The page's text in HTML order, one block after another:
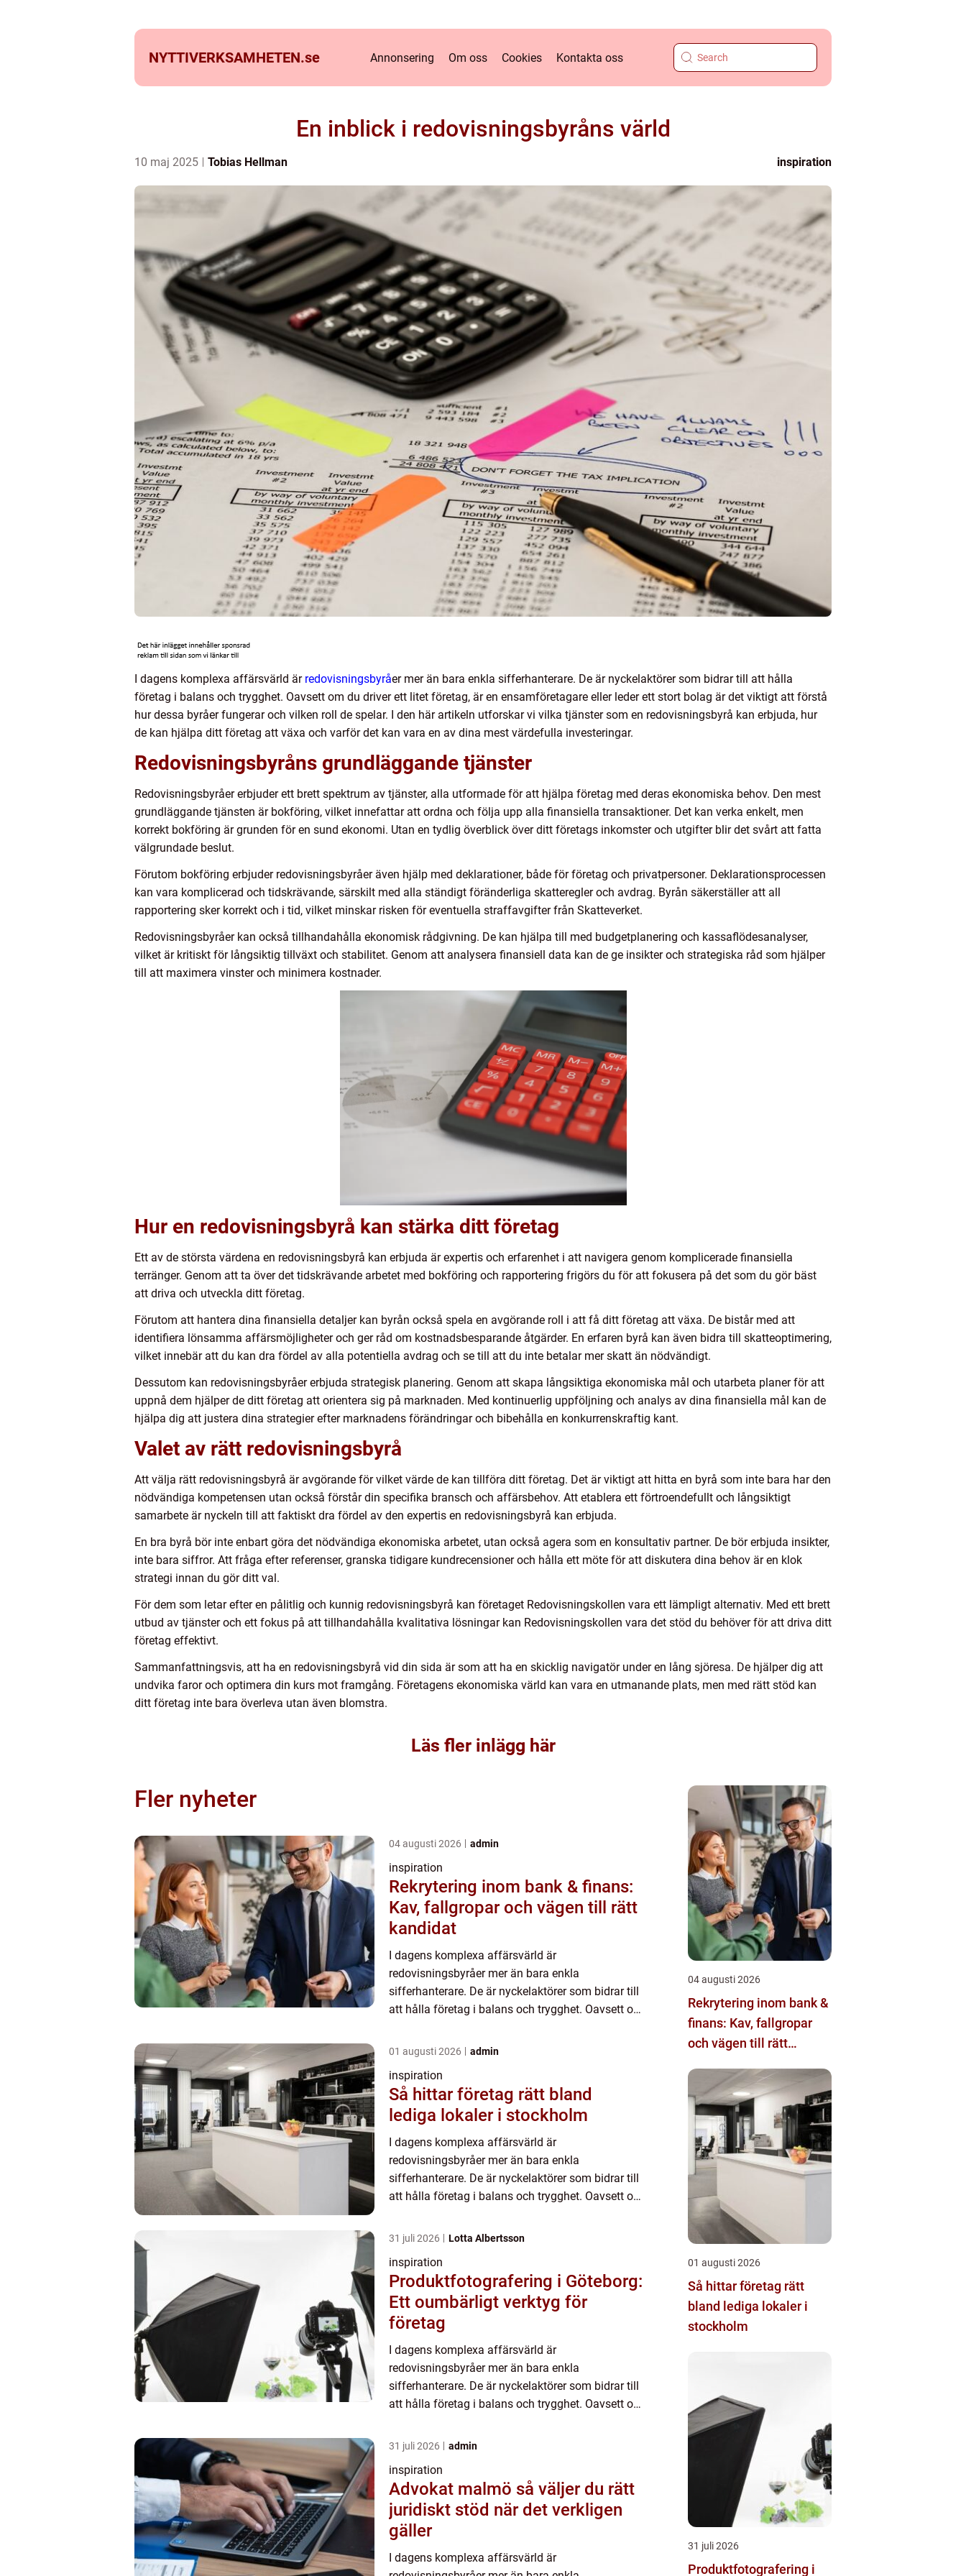
NYTTIVERKSAMHETEN.se Annonsering Om oss Cookies Kontakta oss
En inblick i redovisningsbyråns värld
10 maj 2025 Tobias Hellman inspiration
I dagens komplexa affärsvärld är redovisningsbyråer mer än bara enkla sifferhanterare. De är nyckelaktörer som bidrar till att hålla
företag i balans och trygghet. Oavsett om du driver ett litet företag, är en ensamföretagare eller leder ett stort bolag är det viktigt att förstå
hur dessa byråer fungerar och vilken roll de spelar. I den här artikeln utforskar vi vilka tjänster som en redovisningsbyrå kan erbjuda, hur
de kan hjälpa ditt företag att växa och varför det kan vara en av dina mest värdefulla investeringar.
Redovisningsbyråns grundläggande tjänster
Redovisningsbyråer erbjuder ett brett spektrum av tjänster, alla utformade för att hjälpa företag med deras ekonomiska behov. Den mest
grundläggande tjänsten är bokföring, vilket innefattar att ordna och följa upp alla finansiella transaktioner. Det kan verka enkelt, men
korrekt bokföring är grunden för en sund ekonomi. Utan en tydlig överblick över ditt företags inkomster och utgifter blir det svårt att fatta
välgrundade beslut.
Förutom bokföring erbjuder redovisningsbyråer även hjälp med deklarationer, både för företag och privatpersoner. Deklarationsprocessen
kan vara komplicerad och tidskrävande, särskilt med alla ständigt föränderliga skatteregler och avdrag. Byrån säkerställer att all
rapportering sker korrekt och i tid, vilket minskar risken för eventuella straffavgifter från Skatteverket.
Redovisningsbyråer kan också tillhandahålla ekonomisk rådgivning. De kan hjälpa till med budgetplanering och kassaflödesanalyser,
vilket är kritiskt för långsiktig tillväxt och stabilitet. Genom att analysera finansiell data kan de ge insikter och strategiska råd som hjälper
till att maximera vinster och minimera kostnader.
Hur en redovisningsbyrå kan stärka ditt företag
Ett av de största värdena en redovisningsbyrå kan erbjuda är expertis och erfarenhet i att navigera genom komplicerade finansiella
terränger. Genom att ta över det tidskrävande arbetet med bokföring och rapportering frigörs du för att fokusera på det som du gör bäst
att driva och utveckla ditt företag.
Förutom att hantera dina finansiella detaljer kan byrån också spela en avgörande roll i att få ditt företag att växa. De bistår med att
identifiera lönsamma affärsmöjligheter och ger råd om kostnadsbesparande åtgärder. En erfaren byrå kan även bidra till skatteoptimering,
vilket innebär att du kan dra fördel av alla potentiella avdrag och se till att du inte betalar mer skatt än nödvändigt.
Dessutom kan redovisningsbyråer erbjuda strategisk planering. Genom att skapa långsiktiga ekonomiska mål och utarbeta planer för att
uppnå dem hjälper de ditt företag att orientera sig på marknaden. Med kontinuerlig uppföljning och analys av dina finansiella mål kan de
hjälpa dig att justera dina strategier efter marknadens förändringar och bibehålla en konkurrenskraftig kant.
Valet av rätt redovisningsbyrå
Att välja rätt redovisningsbyrå är avgörande för vilket värde de kan tillföra ditt företag. Det är viktigt att hitta en byrå som inte bara har den
nödvändiga kompetensen utan också förstår din specifika bransch och affärsbehov. Att etablera ett förtroendefullt och långsiktigt
samarbete är nyckeln till att faktiskt dra fördel av den expertis en redovisningsbyrå kan erbjuda.
En bra byrå bör inte enbart göra det nödvändiga ekonomiska arbetet, utan också agera som en konsultativ partner. De bör erbjuda insikter,
inte bara siffror. Att fråga efter referenser, granska tidigare kundrecensioner och hålla ett möte för att diskutera dina behov är en klok
strategi innan du gör ditt val.
För dem som letar efter en pålitlig och kunnig redovisningsbyrå kan företaget Redovisningskollen vara ett lämpligt alternativ. Med ett brett
utbud av tjänster och ett fokus på att tillhandahålla kvalitativa lösningar kan Redovisningskollen vara det stöd du behöver för att driva ditt
företag effektivt.
Sammanfattningsvis, att ha en redovisningsbyrå vid din sida är som att ha en skicklig navigatör under en lång sjöresa. De hjälper dig att
undvika faror och optimera din kurs mot framgång. Företagens ekonomiska värld kan vara en utmanande plats, men med rätt stöd kan
ditt företag inte bara överleva utan även blomstra.
Läs fler inlägg här
Fler nyheter
04 augusti 2026 admin
inspiration
Rekrytering inom bank & finans:
Kav, fallgropar och vägen till rätt
kandidat
I dagens komplexa affärsvärld är
redovisningsbyråer mer än bara enkla
sifferhanterare. De är nyckelaktörer som bidrar till
att hålla företag i balans och trygghet. Oavsett om
01 augusti 2026 admin
inspiration
Så hittar företag rätt bland
lediga lokaler i stockholm
I dagens komplexa affärsvärld är
redovisningsbyråer mer än bara enkla
sifferhanterare. De är nyckelaktörer som bidrar till
att hålla företag i balans och trygghet. Oavsett om
31 juli 2026 Lotta Albertsson
inspiration
Produktfotografering i Göteborg:
Ett oumbärligt verktyg för
företag
I dagens komplexa affärsvärld är
redovisningsbyråer mer än bara enkla
sifferhanterare. De är nyckelaktörer som bidrar till
att hålla företag i balans och trygghet. Oavsett om
31 juli 2026 admin
inspiration
Advokat malmö så väljer du rätt
juridiskt stöd när det verkligen
gäller
I dagens komplexa affärsvärld är
04 augusti 2026
Rekrytering inom bank &
finans: Kav, fallgropar
och vägen till rätt
01 augusti 2026
Så hittar företag rätt
bland lediga lokaler i
stockholm
31 juli 2026
Produktfotografering i